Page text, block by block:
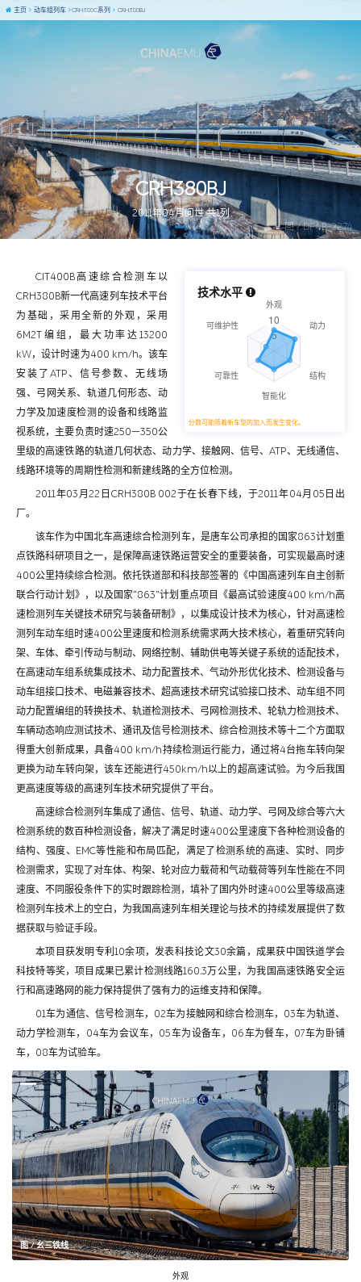
图 / DF4B-2274
CRH380BJ
2011年04月问世 共1列
主页 动车组列车 CRH380C系列 CRH380BJ
技术水平
分数可能随着新车型的加入而发生变化。
CIT400B高速综合检测车以
CRH380B新一代高速列车技术平台
为基础，采用全新的外观，采用
6M2T编组，最大功率达13200
kW，设计时速为400 km/h。该车
安装了ATP、信号参数、无线场
强、弓网关系、轨道几何形态、动
力学及加速度检测的设备和线路监
视系统，主要负责时速250—350公
里级的高速铁路的轨道几何状态、动力学、接触网、信号、ATP、无线通信、
线路环境等的周期性检测和新建线路的全方位检测。
2011年03月22日CRH380B 002于在长春下线，于2011年04月05日出
厂。
该车作为中国北车高速综合检测列车，是唐车公司承担的国家863计划重
点铁路科研项目之一，是保障高速铁路运营安全的重要装备，可实现最高时速
400公里持续综合检测。依托铁道部和科技部签署的《中国高速列车自主创新
联合行动计划》，以及国家“863”计划重点项目《最高试验速度400 km/h高
速检测列车关键技术研究与装备研制》，以集成设计技术为核心，针对高速检
测列车动车组时速400公里速度和检测系统需求两大技术核心，着重研究转向
架、车体、牵引传动与制动、网络控制、辅助供电等关键子系统的适配技术，
在高速动车组系统集成技术、动力配置技术、气动外形优化技术、检测设备与
动车组接口技术、电磁兼容技术、超高速技术研究试验接口技术、动车组不同
动力配置编组的转换技术、轨道检测技术、弓网检测技术、轮轨力检测技术、
车辆动态响应测试技术、通讯及信号检测技术、综合检测技术等十二个方面取
得重大创新成果，具备400 km/h持续检测运行能力，通过将4台拖车转向架
更换为动车转向架，该车还能进行450km/h以上的超高速试验。为今后我国
更高速度等级的高速列车技术研究提供了平台。
高速综合检测列车集成了通信、信号、轨道、动力学、弓网及综合等六大
检测系统的数百种检测设备，解决了满足时速400公里速度下各种检测设备的
结构、强度、EMC等性能和布局匹配，满足了检测系统的高速、实时、同步
检测需求，实现了对车体、构架、轮对应力载荷和气动载荷等列车性能在不同
速度、不同服役条件下的实时跟踪检测，填补了国内外时速400公里等级高速
检测列车技术上的空白，为我国高速列车相关理论与技术的持续发展提供了数
据获取与验证手段。
本项目获发明专利10余项，发表科技论文30余篇，成果获中国铁道学会
科技特等奖，项目成果已累计检测线路160.3万公里，为我国高速铁路安全运
行和高速路网的能力保持提供了强有力的运维支持和保障。
01车为通信、信号检测车，02车为接触网和综合检测车，03车为轨道、
动力学检测车，04车为会议车，05车为设备车，06车为餐车，07车为卧铺
车，08车为试验车。
图 / 幺三铁线
外观